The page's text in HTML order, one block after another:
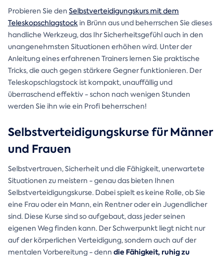
Probieren Sie den Selbstverteidigungskurs mit dem
Teleskopschlagstockin Brünn aus und beherrschen Sie dieses
handliche Werkzeug, das Ihr Sicherheitsgefühl auch in den
unangenehmsten Situationen erhöhen wird. Unter der
Anleitung eines erfahrenen Trainers lernen Sie praktische
Tricks, die auch gegen stärkere Gegner funktionieren. Der
Teleskopschlagstock ist kompakt, unauffällig und
überraschend effektiv - schon nach wenigen Stunden
werden Sie ihn wie ein Profi beherrschen!
Selbstverteidigungskurse für Männer
und Frauen
Selbstvertrauen, Sicherheit und die Fähigkeit, unerwartete
Situationen zu meistern - genau das bieten Ihnen
Selbstverteidigungskurse. Dabei spielt es keine Rolle, ob Sie
eine Frau oder ein Mann, ein Rentner oder ein Jugendlicher
sind. Diese Kurse sind so aufgebaut, dass jeder seinen
eigenen Weg finden kann. Der Schwerpunkt liegt nicht nur
auf der körperlichen Verteidigung, sondern auch auf der
mentalen Vorbereitung - denn die Fähigkeit, ruhig zu